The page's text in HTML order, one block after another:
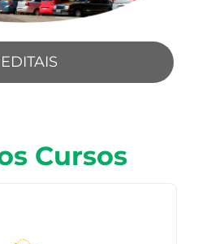
EDITAIS
Cursos